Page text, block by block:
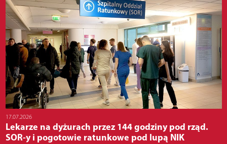
17.07.2026
Lekarze na dyżurach przez 144 godziny pod rząd.
SOR-y i pogotowie ratunkowe pod lupą NIK